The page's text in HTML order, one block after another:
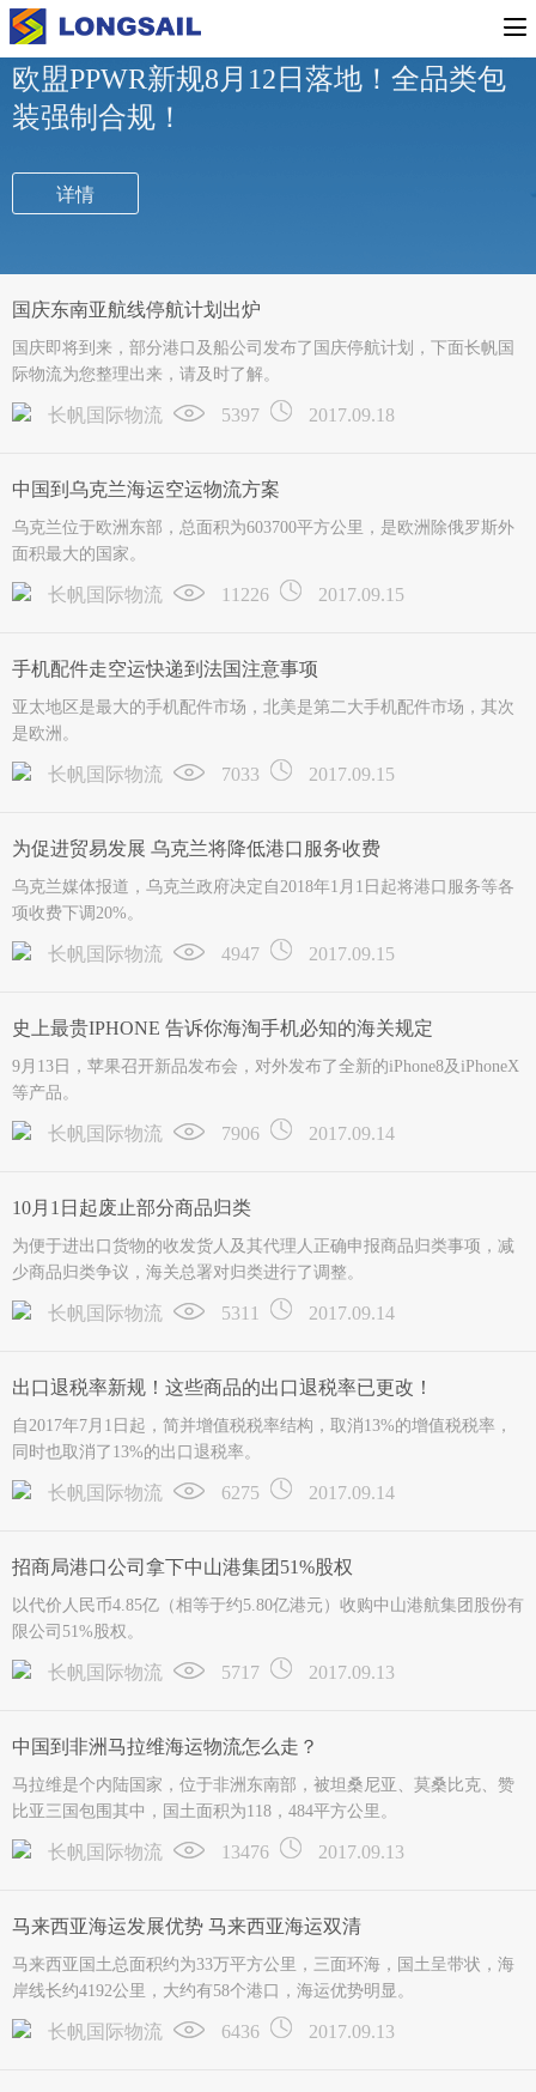
行业新闻 公司新闻
欧盟PPWR新规8月12日落地！全品类包
装强制合规！
详情
国庆东南亚航线停航计划出炉
国庆即将到来，部分港口及船公司发布了国庆停航计划，下面长帆国
际物流为您整理出来，请及时了解。
长帆国际物流 5397 2017.09.18
中国到乌克兰海运空运物流方案
乌克兰位于欧洲东部，总面积为603700平方公里，是欧洲除俄罗斯外
面积最大的国家。
长帆国际物流 11226 2017.09.15
手机配件走空运快递到法国注意事项
亚太地区是最大的手机配件市场，北美是第二大手机配件市场，其次
是欧洲。
长帆国际物流 7033 2017.09.15
为促进贸易发展 乌克兰将降低港口服务收费
乌克兰媒体报道，乌克兰政府决定自2018年1月1日起将港口服务等各
项收费下调20%。
长帆国际物流 4947 2017.09.15
史上最贵IPHONE 告诉你海淘手机必知的海关规定
9月13日，苹果召开新品发布会，对外发布了全新的iPhone8及iPhoneX
等产品。
长帆国际物流 7906 2017.09.14
10月1日起废止部分商品归类
为便于进出口货物的收发货人及其代理人正确申报商品归类事项，减
少商品归类争议，海关总署对归类进行了调整。
长帆国际物流 5311 2017.09.14
出口退税率新规！这些商品的出口退税率已更改！
自2017年7月1日起，简并增值税税率结构，取消13%的增值税税率，
同时也取消了13%的出口退税率。
长帆国际物流 6275 2017.09.14
招商局港口公司拿下中山港集团51%股权
以代价人民币4.85亿（相等于约5.80亿港元）收购中山港航集团股份有
限公司51%股权。
长帆国际物流 5717 2017.09.13
中国到非洲马拉维海运物流怎么走？
马拉维是个内陆国家，位于非洲东南部，被坦桑尼亚、莫桑比克、赞
比亚三国包围其中，国土面积为118，484平方公里。
长帆国际物流 13476 2017.09.13
马来西亚海运发展优势 马来西亚海运双清
马来西亚国土总面积约为33万平方公里，三面环海，国土呈带状，海
岸线长约4192公里，大约有58个港口，海运优势明显。
长帆国际物流 6436 2017.09.13